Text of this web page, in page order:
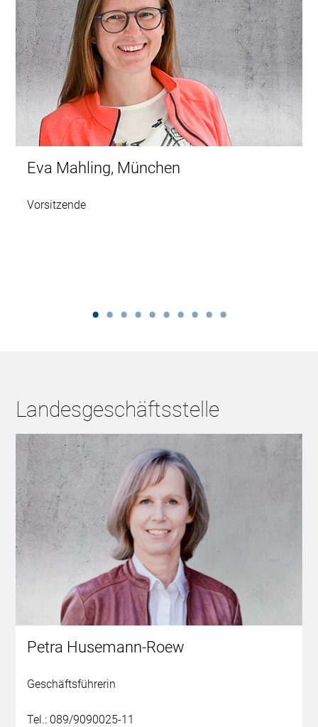
Eva Mahling, München
Vorsitzende
Landesgeschäftsstelle
Petra Husemann-Roew
Geschäftsführerin
Tel.: 089/9090025-11